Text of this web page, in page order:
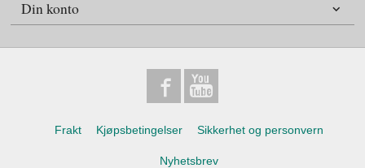
Din konto
Frakt Kjøpsbetingelser Sikkerhet og personvern
Nyhetsbrev